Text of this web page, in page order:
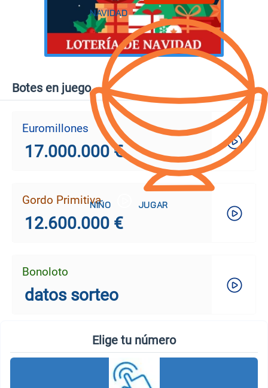
Botes en juego
Euromillones
17.000.000 €
Gordo Primitiva
12.600.000 €
Bonoloto
datos sorteo
Elige tu número